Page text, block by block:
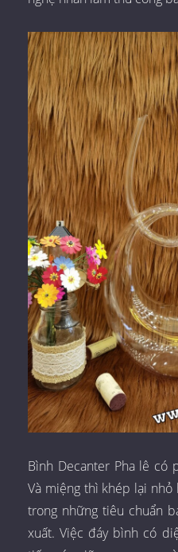
Bình Decanter Pha lê có
Và miệng thì khép lại
trong những tiêu chuẩn
xuất. Việc đáy bình có